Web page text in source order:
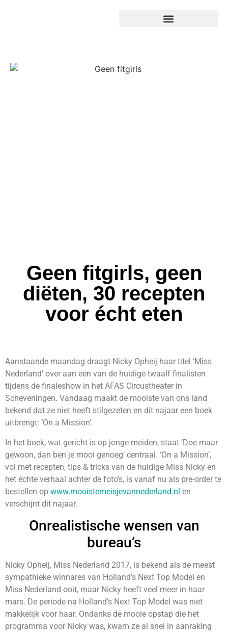
Geen fitgirls, geen
diëten, 30 recepten
voor écht eten
Aanstaande maandag draagt Nicky Opheij haar titel ‘Miss
Nederland’ over aan een van de huidige twaalf finalisten
tijdens de finaleshow in het AFAS Circustheater in
Scheveningen. Vandaag maakt de mooiste van ons land
bekend dat ze niet heeft stilgezeten en dit najaar een boek
uitbrengt: ‘On a Mission’.
In het boek, wat gericht is op jonge meiden, staat ‘Doe maar
gewoon, dan ben je mooi genoeg’ centraal. ‘On a Mission’,
vol met recepten, tips & tricks van de huidige Miss Nicky en
het échte verhaal achter de foto’s, is vanaf nu als pre-order te
bestellen op www.mooistemeisjevannederland.nl en
verschijnt dit najaar.
Onrealistische wensen van
bureau’s
Nicky Opheij, Miss Nederland 2017, is bekend als de meest
sympathieke winnares van Holland’s Next Top Model en
Miss Nederland ooit, maar Nicky heeft veel meer in haar
mars. De periode na Holland’s Next Top Model was niet
makkelijk voor haar. Ondanks de mooie opstap die het
programma voor Nicky was, kwam ze al snel in aanraking